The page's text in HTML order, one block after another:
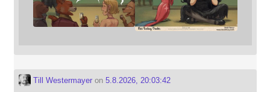
Till Westermayeron 5.8.2026, 20:03:42